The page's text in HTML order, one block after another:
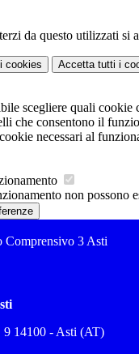
da questo utilizzati
i cookies Accetta tutti i
scegliere quali cookie
che consentono il
necessari al
non possono
Comprensivo 3 Asti
9 14100 - Asti (AT)